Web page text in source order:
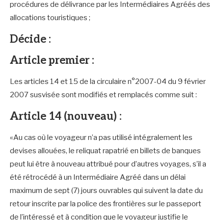
procédures de délivrance par les Intermédiaires Agréés des
allocations touristiques ;
Décide :
Article premier :
Les articles 14 et 15 de la circulaire n°2007-04 du 9 février
2007 susvisée sont modifiés et remplacés comme suit :
Article 14 (nouveau) :
«Au cas où le voyageur n’a pas utilisé intégralement les
devises allouées, le reliquat rapatrié en billets de banques
peut lui être à nouveau attribué pour d’autres voyages, s’il a
été rétrocédé à un Intermédiaire Agréé dans un délai
maximum de sept (7) jours ouvrables qui suivent la date du
retour inscrite par la police des frontières sur le passeport
de l’intéressé et à condition que le voyageur justifie le